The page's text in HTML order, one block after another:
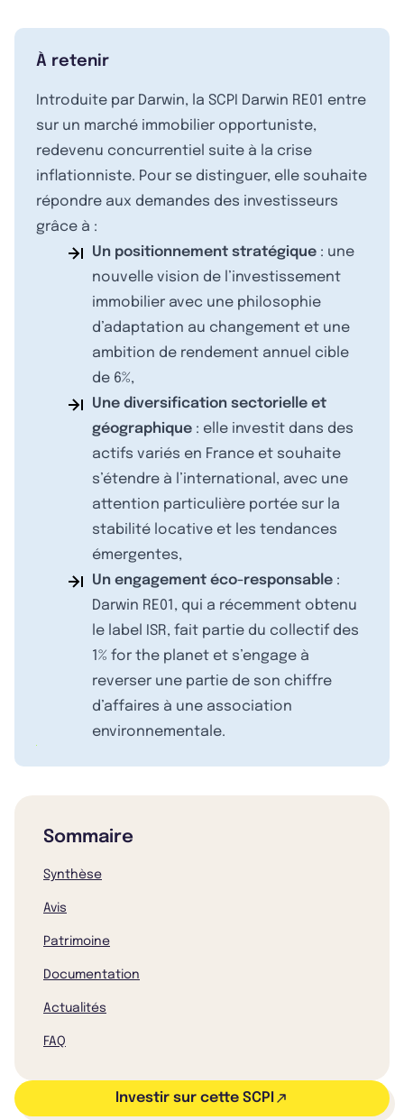
À retenir
Introduite par Darwin, la SCPI Darwin RE01 entre
sur un marché immobilier opportuniste,
redevenu concurrentiel suite à la crise
inflationniste. Pour se distinguer, elle souhaite
répondre aux demandes des investisseurs
grâce à :
Un positionnement stratégique : une
nouvelle vision de l’investissement
immobilier avec une philosophie
d’adaptation au changement et une
ambition de rendement annuel cible
de 6%,
Une diversification sectorielle et
géographique : elle investit dans des
actifs variés en France et souhaite
s’étendre à l’international, avec une
attention particulière portée sur la
stabilité locative et les tendances
émergentes,
Un engagement éco-responsable :
Darwin RE01, qui a récemment obtenu
le label ISR, fait partie du collectif des
1% for the planet et s’engage à
reverser une partie de son chiffre
d’affaires à une association
environnementale.
Sommaire
Synthèse
Avis
Patrimoine
Documentation
Actualités
FAQ
Investir sur cette SCPI